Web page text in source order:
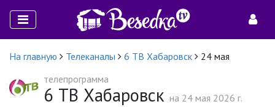
На главную Телеканалы 6 ТВ Хабаровск
24 мая
телепрограмма
6 ТВ Хабаровск на 24 мая 2026 г.